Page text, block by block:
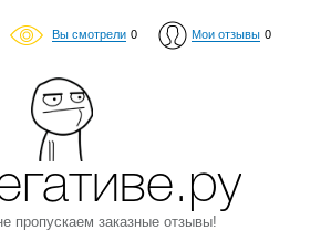
Вы смотрели 0 Мои отзывы 0
пропускаем заказные отзывы!